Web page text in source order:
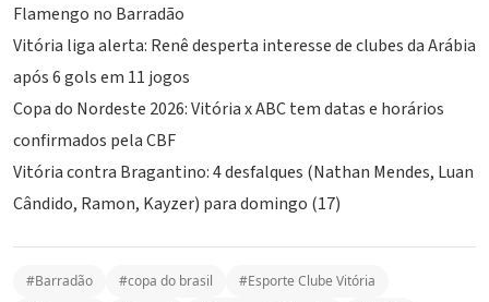
Flamengo no Barradão
Vitória liga alerta: Renê desperta interesse de clubes da Arábia
após 6 gols em 11 jogos
Copa do Nordeste 2026: Vitória x ABC tem datas e horários
confirmados pela CBF
Vitória contra Bragantino: 4 desfalques (Nathan Mendes, Luan
Cândido, Ramon, Kayzer) para domingo (17)
#Barradão #copa do brasil
#Esporte Clube Vitória